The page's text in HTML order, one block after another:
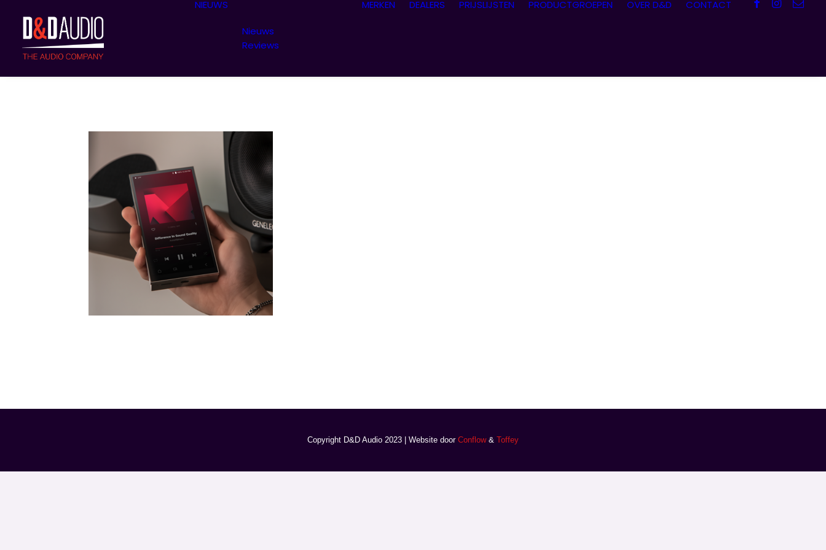
NIEUWS
Nieuws
Reviews
MERKEN DEALERS PRIJSLIJSTEN PRODUCTGROEPEN OVER D&D CONTACT
Copyright D&D Audio 2023 | Website door Conflow& Toffey